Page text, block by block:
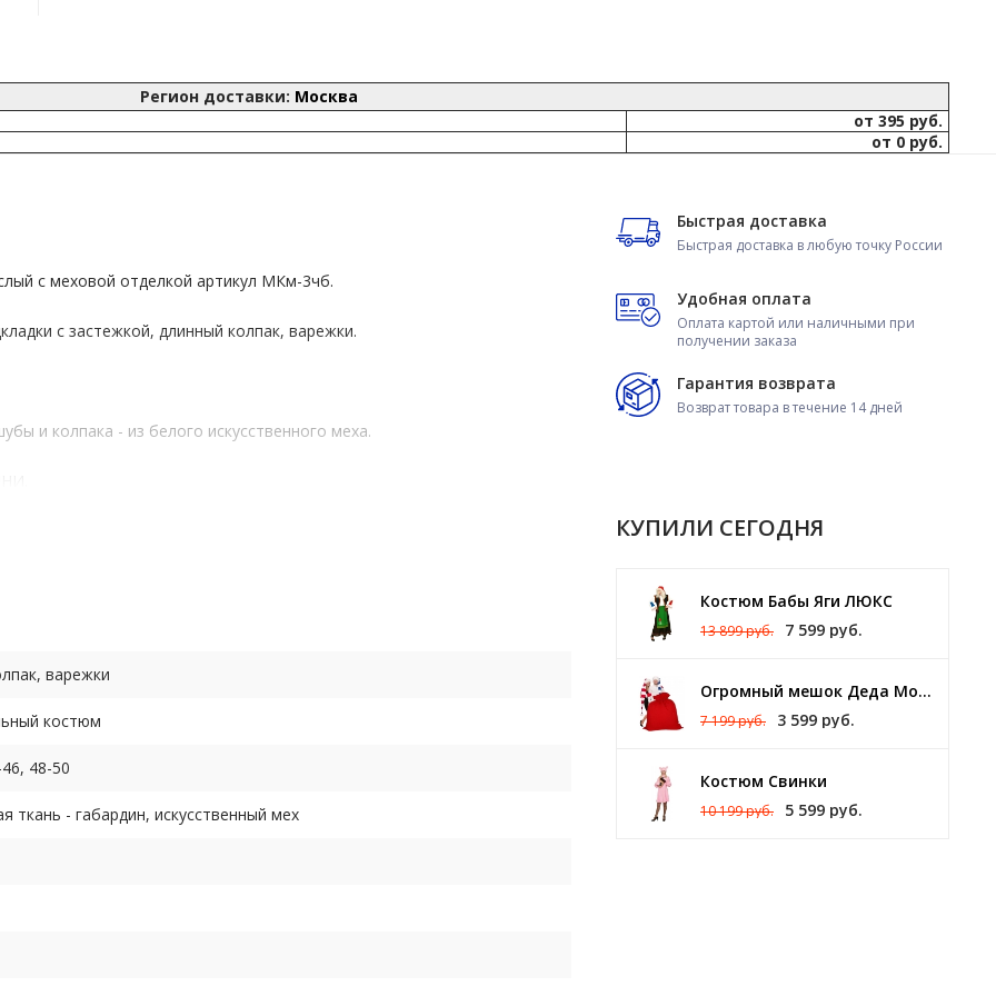
Регион доставки: Москва
от 395 руб.
от 0 руб.
Быстрая доставка
Быстрая доставка в любую точку России
Удобная оплата
Оплата картой или наличными при
получении заказа
Гарантия возврата
Возврат товара в течение 14 дней
КУПИЛИ СЕГОДНЯ
Костюм Бабы Яги ЛЮКС
13 899 руб. 7 599 руб.
Огромный мешок Деда Мороза 140 х 150 см
7 199 руб. 3 599 руб.
Костюм Свинки
10 199 руб. 5 599 руб.
с меховой отделкой артикул МКм-3чб.
с застежкой, длинный колпак, варежки.
и колпака - из белого искусственного меха.
российские полномерные).
варежки
костюм
48-50
ткань - габардин, искусственный мех